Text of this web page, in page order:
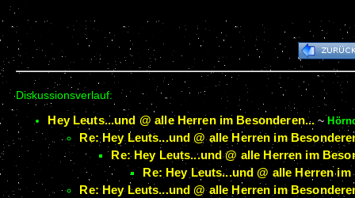
Diskussionsverlauf:
Hey Leuts...und @ alle Herren im Besonderen...~
Re: Hey Leuts...und @ alle Herren im
Re: Hey Leuts...und @ alle Herren im
Re: Hey Leuts...und @ alle Herren
Re: Hey Leuts...und @ alle Herren im